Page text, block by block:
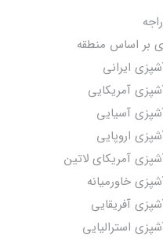
بر اساس منطقه
ایرانی
آمریکایی
آسیایی
اروپایی
آمریکای لاتین
خاورمیانه
آفریقایی
استرالیایی